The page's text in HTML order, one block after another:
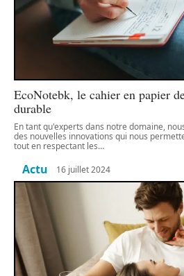
EcoNotebk, le cahier en papier
durable
En tant qu'experts dans notre domaine,
des nouvelles innovations qui nous
tout en respectant les…
Actu 16 juillet 2024